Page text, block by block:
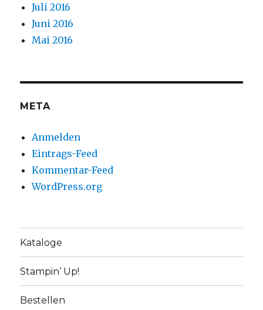
Juli 2016
Juni 2016
Mai 2016
META
Anmelden
Eintrags-Feed
Kommentar-Feed
WordPress.org
Kataloge
Stampin‘ Up!
Bestellen